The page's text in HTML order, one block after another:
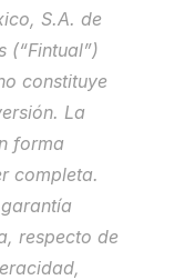
S.A. de
(“Fintual”)
constituye
La
forma
completa.
respecto de